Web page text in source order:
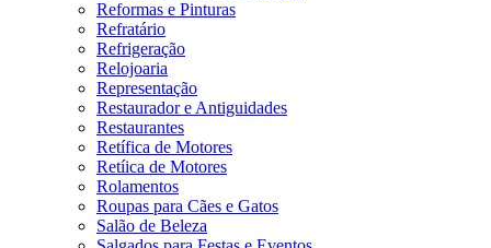
Reformas e Pinturas
Refratário
Refrigeração
Relojoaria
Representação
Restaurador e Antiguidades
Restaurantes
Retífica de Motores
Retíica de Motores
Rolamentos
Roupas para Cães e Gatos
Salão de Beleza